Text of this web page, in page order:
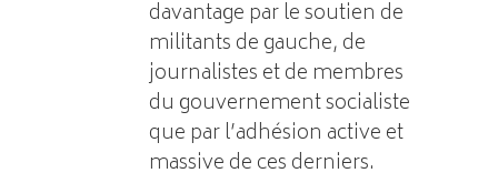
davantage par le soutien de
militants de gauche, de
journalistes et de membres
du gouvernement socialiste
que par l’adhésion active et
massive de ces derniers.